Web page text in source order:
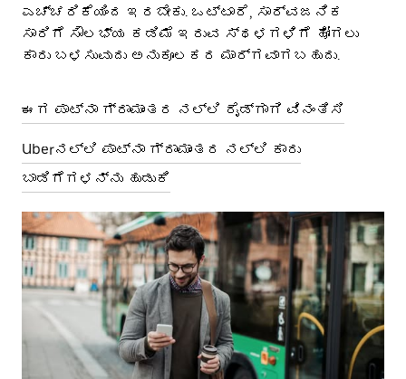
ಎಚ್ಚರಿಕೆಯಿಂದ ಇರಬೇಕು. ಒಟ್ಟಾರೆ, ಸಾರ್ವಜನಿಕ
ಸಾರಿಗೆ ಸೌಲಭ್ಯ ಕಡಿಮೆ ಇರುವ ಸ್ಥಳಗಳಿಗೆ ಹೋಗಲು
ಕಾರು ಬಳಸುವುದು ಅನುಕೂಲಕರ ಮಾರ್ಗವಾಗಬಹುದು.
ಈಗ ಪಾಟ್ನಾ ಗ್ರಾಮಾಂತರ ನಲ್ಲಿ ರೈಡ್‌ಗಾಗಿ ವಿನಂತಿಸಿ
Uberನಲ್ಲಿ ಪಾಟ್ನಾ ಗ್ರಾಮಾಂತರ ನಲ್ಲಿ ಕಾರು
ಬಾಡಿಗೆಗಳನ್ನು ಹುಡುಕಿ